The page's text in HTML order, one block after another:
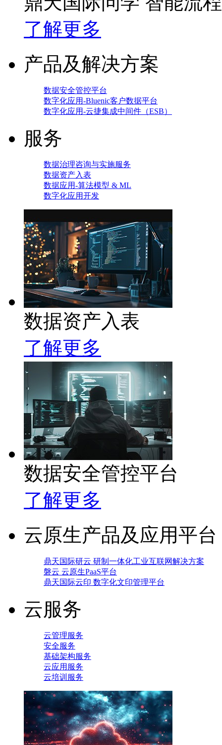
了解更多
产品及解决方案
数据安全管控平台
数字化应用-Bluenic客户数据平台
数字化应用-云捷集成中间件（ESB）
服务
数据治理咨询与实施服务
数据资产入表
数据应用-算法模型 & ML
数字化应用开发
数据资产入表
了解更多
数据安全管控平台
了解更多
云原生产品及应用平台
鼎天国际研云 研制一体化工业互联网解决方案
磐云 云原生PaaS平台
鼎天国际云印 数字化文印管理平台
云服务
云管理服务
安全服务
基础架构服务
云应用服务
云培训服务